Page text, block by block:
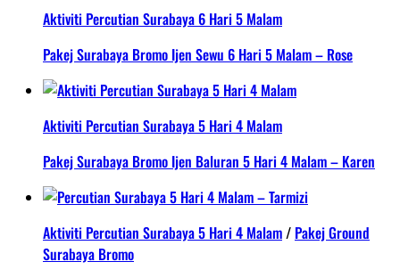
Aktiviti Percutian Surabaya 6 Hari 5 Malam
Pakej Surabaya Bromo Ijen Sewu 6 Hari 5 Malam – Rose
Aktiviti Percutian Surabaya 5 Hari 4 Malam
Pakej Surabaya Bromo Ijen Baluran 5 Hari 4 Malam – Karen
Aktiviti Percutian Surabaya 5 Hari 4 Malam/ Pakej Ground
Surabaya Bromo